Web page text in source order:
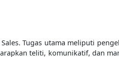
Tugas utama meliputi
teliti, komunikatif, dan